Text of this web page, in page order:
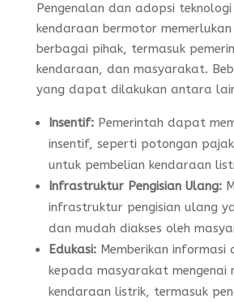
Pengenalan dan adopsi
kendaraan bermotor
berbagai pihak, termasuk
kendaraan, dan masyarakat.
yang dapat dilakukan antara
Insentif:Pemerintah dapat
insentif, seperti potongan
untuk pembelian kendaraan
Infrastruktur Pengisian Ulang:
infrastruktur pengisian ulang
dan mudah diakses oleh
Edukasi:Memberikan informasi
kepada masyarakat
kendaraan listrik, termasuk